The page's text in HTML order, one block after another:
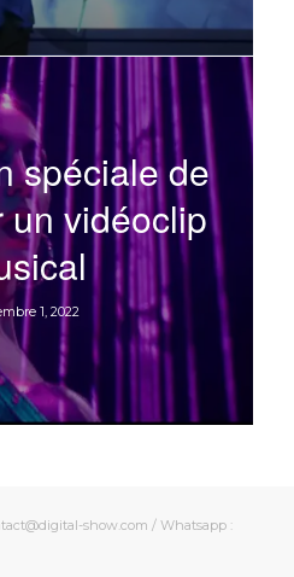
spéciale de
un vidéoclip
1, 2022
show.com / Whatsapp :